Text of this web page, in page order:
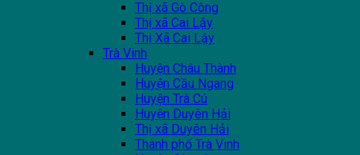
Thị xã Gò Công
Thị xã Cai Lậy
Thị Xã Cai Lậy
Trà Vinh
Huyện Châu Thành
Huyện Cầu Ngang
Huyện Trà Cú
Huyện Duyên Hải
Thị xã Duyên Hải
Thành phố Trà Vinh